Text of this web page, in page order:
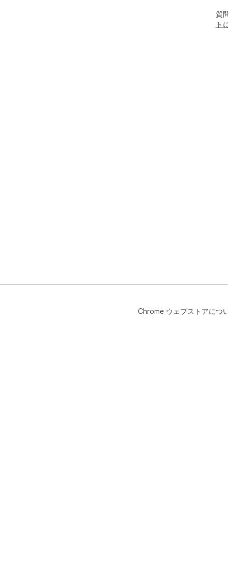
質
ト
Chrome ウェブストアにつ